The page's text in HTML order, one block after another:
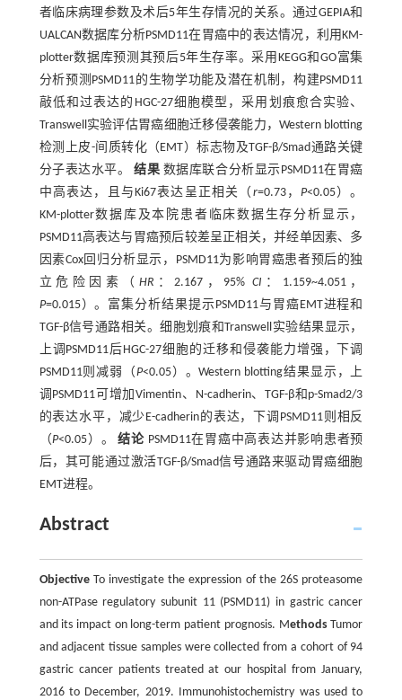
者临床病理参数及术后5年生存情况的关系。通过GEPIA和
UALCAN数据库分析PSMD11在胃癌中的表达情况，利用KM-
plotter数据库预测其预后5年生存率。采用KEGG和GO富集
分析预测PSMD11的生物学功能及潜在机制，构建PSMD11
敲低和过表达的HGC-27细胞模型，采用划痕愈合实验、
Transwell实验评估胃癌细胞迁移侵袭能力，Western blotting
检测上皮-间质转化（EMT）标志物及TGF-β/Smad通路关键
分子表达水平。结果 数据库联合分析显示PSMD11在胃癌
中高表达，且与Ki67表达呈正相关（ r=0.73， P<0.05）。
KM-plotter数据库及本院患者临床数据生存分析显示，
PSMD11高表达与胃癌预后较差呈正相关，并经单因素、多
因素Cox回归分析显示，PSMD11为影响胃癌患者预后的独
立危险因素（ HR ：2.167，95% CI ：1.159~4.051，
P=0.015）。富集分析结果提示PSMD11与胃癌EMT进程和
TGF-β信号通路相关。细胞划痕和Transwell实验结果显示，
上调PSMD11后HGC-27细胞的迁移和侵袭能力增强，下调
PSMD11则减弱（P<0.05）。Western blotting结果显示，上
调PSMD11可增加Vimentin、N-cadherin、TGF-β和p-Smad2/3
的表达水平，减少E-cadherin的表达，下调PSMD11则相反
（P<0.05）。结论PSMD11在胃癌中高表达并影响患者预
后，其可能通过激活TGF-β/Smad信号通路来驱动胃癌细胞
EMT进程。
Abstract
ObjectiveTo investigate the expression of the 26S proteasome
non-ATPase regulatory subunit 11 (PSMD11) in gastric cancer
and its impact on long-term patient prognosis. MethodsTumor
and adjacent tissue samples were collected from a cohort of 94
gastric cancer patients treated at our hospital from January,
2016 to December, 2019. Immunohistochemistry was used to